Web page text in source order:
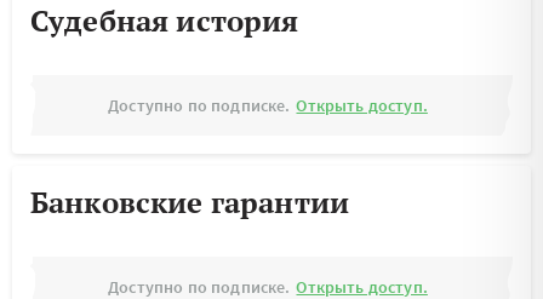
Судебная история
Доступно по подписке. Открыть доступ.
Банковские гарантии
Доступно по подписке. Открыть доступ.